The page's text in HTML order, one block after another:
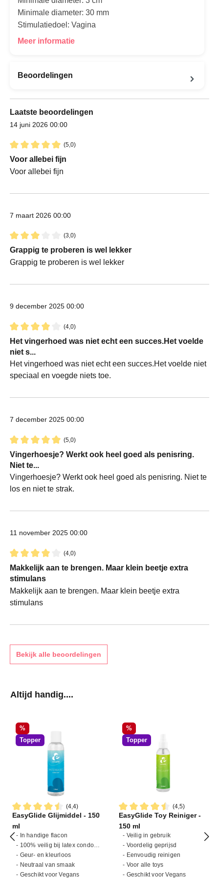
Minimale diameter: 30 mm
Stimulatiedoel: Vagina
Meer informatie
Beoordelingen
Laatste beoordelingen
14 juni 2026 00:00
(5,0)
Recensie met een waardering van 5 van de 5 sterren
Voor allebei fijn
Voor allebei fijn
7 maart 2026 00:00
(3,0)
Recensie met een waardering van 3 van de 5 sterren
Grappig te proberen is wel lekker
Grappig te proberen is wel lekker
9 december 2025 00:00
(4,0)
Recensie met een waardering van 4 van de 5 sterren
Het vingerhoed was niet echt een succes.Het voelde
niet s...
Het vingerhoed was niet echt een succes.Het voelde niet
speciaal en voegde niets toe.
7 december 2025 00:00
(5,0)
Recensie met een waardering van 5 van de 5 sterren
Vingerhoesje? Werkt ook heel goed als penisring.
Niet te...
Vingerhoesje? Werkt ook heel goed als penisring. Niet te
los en niet te strak.
11 november 2025 00:00
(4,0)
Recensie met een waardering van 4 van de 5 sterren
Makkelijk aan te brengen. Maar klein beetje extra
stimulans
Makkelijk aan te brengen. Maar klein beetje extra
stimulans
Bekijk alle beoordelingen
Productgalerij overslaan
Altijd handig....
Korting
%
Topper
(4,4)
Gemiddelde waardering van 4.4 van 5 sterren
EasyGlide Glijmiddel - 150
ml
- In handige flacon
- 100% veilig bij latex condooms
- Geur- en kleurloos
- Neutraal van smaak
- Geschikt voor Vegans
Korting
%
Topper
(4,5)
Gemiddelde waardering van
EasyGlide Toy Reiniger -
150 ml
- Veilig in gebruik
- Voordelig geprijsd
- Eenvoudig reinigen
- Voor alle toys
- Geschikt voor Vegans